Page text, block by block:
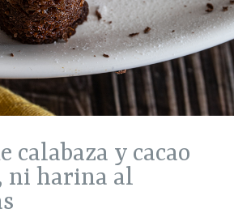
ni harina al